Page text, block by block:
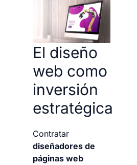
El diseño
web como
inversión
estratégica
Contratar
diseñadores de
páginas web